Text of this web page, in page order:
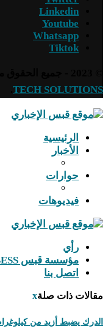
Linkedin
Youtube
Whatsapp
Tiktok
TECH SOLUTIONS
الرئيسية
الأخبار
حوارات
فيديوهات
رأي
مؤسسة قبس ETS GHABESS
اتصل بنا
مقالات ذات صلةx
الدرك يضبط أزيد من